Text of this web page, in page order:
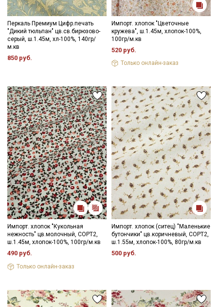
Перкаль Премиум Цифр.печать
"Дикий тюльпан" цв.св.бирюзово-
серый, ш.1.45м, хл-100%, 140гр/
м.кв
850 руб.
Импорт. хлопок "Цветочные
кружева", ш.1.45м, хлопок-100%,
100гр/м.кв
520 руб.
Только онлайн-заказ
Импорт. хлопок "Кукольная
нежность" цв.молочный, СОРТ2,
ш.1.45м, хлопок-100%, 100гр/м.кв
490 руб.
Только онлайн-заказ
Импорт. хлопок (ситец) "Маленькие
бутончики" цв.коричневый, СОРТ2,
ш.1.55м, хлопок-100%, 80гр/м.кв
500 руб.
ДаюСогласие на получение рекламных и
информационных рассылок